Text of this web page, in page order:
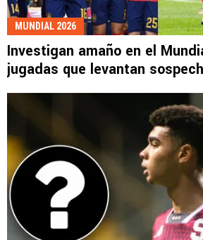
MUNDIAL 2026
Investigan amaño en el
jugadas que levantan